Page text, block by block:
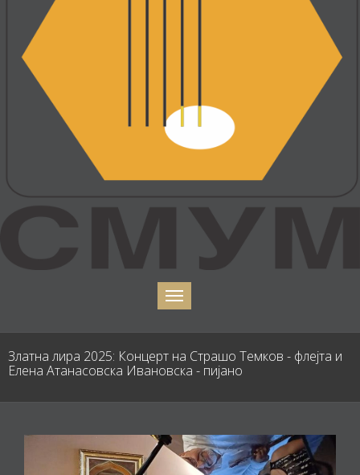
Златна лира 2025: Концерт на Страшо Темков - флејта и
Елена Атанасовска Ивановска - пијано